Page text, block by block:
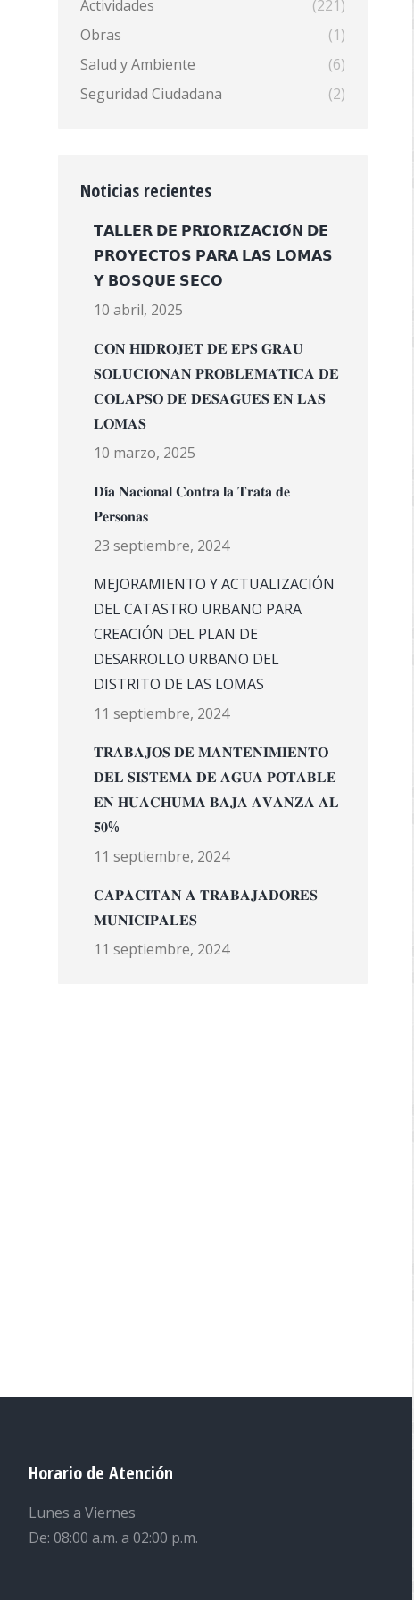
Actividades
(221)
Obras
(1)
Salud y Ambiente
(6)
Seguridad Ciudadana
(2)
Noticias recientes
𝗧𝗔𝗟𝗟𝗘𝗥 𝗗𝗘 𝗣𝗥𝗜𝗢𝗥𝗜𝗭𝗔𝗖𝗜𝗢́𝗡 𝗗𝗘
𝗣𝗥𝗢𝗬𝗘𝗖𝗧𝗢𝗦 𝗣𝗔𝗥𝗔 𝗟𝗔𝗦 𝗟𝗢𝗠𝗔𝗦
𝗬 𝗕𝗢𝗦𝗤𝗨𝗘 𝗦𝗘𝗖𝗢
10 abril, 2025
𝐂𝐎𝐍 𝐇𝐈𝐃𝐑𝐎𝐉𝐄𝐓 𝐃𝐄 𝐄𝐏𝐒 𝐆𝐑𝐀𝐔
𝐒𝐎𝐋𝐔𝐂𝐈𝐎𝐍𝐀𝐍 𝐏𝐑𝐎𝐁𝐋𝐄𝐌𝐀́𝐓𝐈𝐂𝐀 𝐃𝐄
𝐂𝐎𝐋𝐀𝐏𝐒𝐎 𝐃𝐄 𝐃𝐄𝐒𝐀𝐆𝐔̈𝐄𝐒 𝐄𝐍 𝐋𝐀𝐒
𝐋𝐎𝐌𝐀𝐒
10 marzo, 2025
𝐃𝐢́𝐚 𝐍𝐚𝐜𝐢𝐨𝐧𝐚𝐥 𝐂𝐨𝐧𝐭𝐫𝐚 𝐥𝐚 𝐓𝐫𝐚𝐭𝐚 𝐝𝐞
𝐏𝐞𝐫𝐬𝐨𝐧𝐚𝐬
23 septiembre, 2024
MEJORAMIENTO Y ACTUALIZACIÓN
DEL CATASTRO URBANO PARA
CREACIÓN DEL PLAN DE
DESARROLLO URBANO DEL
DISTRITO DE LAS LOMAS
11 septiembre, 2024
𝐓𝐑𝐀𝐁𝐀𝐉𝐎𝐒 𝐃𝐄 𝐌𝐀𝐍𝐓𝐄𝐍𝐈𝐌𝐈𝐄𝐍𝐓𝐎
𝐃𝐄𝐋 𝐒𝐈𝐒𝐓𝐄𝐌𝐀 𝐃𝐄 𝐀𝐆𝐔𝐀 𝐏𝐎𝐓𝐀𝐁𝐋𝐄
𝐄𝐍 𝐇𝐔𝐀𝐂𝐇𝐔𝐌𝐀 𝐁𝐀𝐉𝐀 𝐀𝐕𝐀𝐍𝐙𝐀 𝐀𝐋
𝟓𝟎%
11 septiembre, 2024
𝐂𝐀𝐏𝐀𝐂𝐈𝐓𝐀𝐍 𝐀 𝐓𝐑𝐀𝐁𝐀𝐉𝐀𝐃𝐎𝐑𝐄𝐒
𝐌𝐔𝐍𝐈𝐂𝐈𝐏𝐀𝐋𝐄𝐒
11 septiembre, 2024
Horario de Atención
Lunes a Viernes
De: 08:00 a.m. a 02:00 p.m.